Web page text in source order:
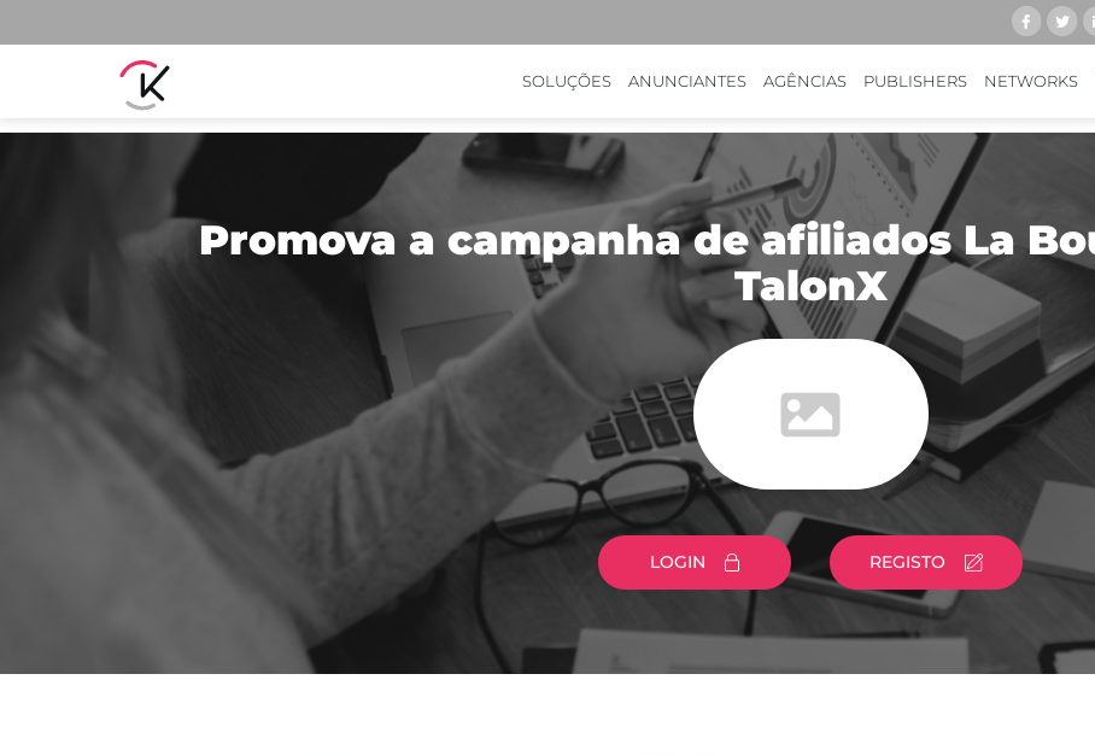
SOLUÇÕES ANUNCIANTES AGÊNCIAS PUBLISHERS NETWORKS
Promova a campanha de afiliados La
TalonX
LOGIN REGISTO